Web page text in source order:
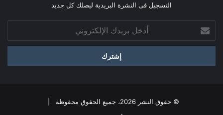
التسجيل فى النشرة البريدية ليصلك كل جديد
بريدك
الإلكتروني
© حقوق النشر 2026، جميع الحقوق محفوظة |